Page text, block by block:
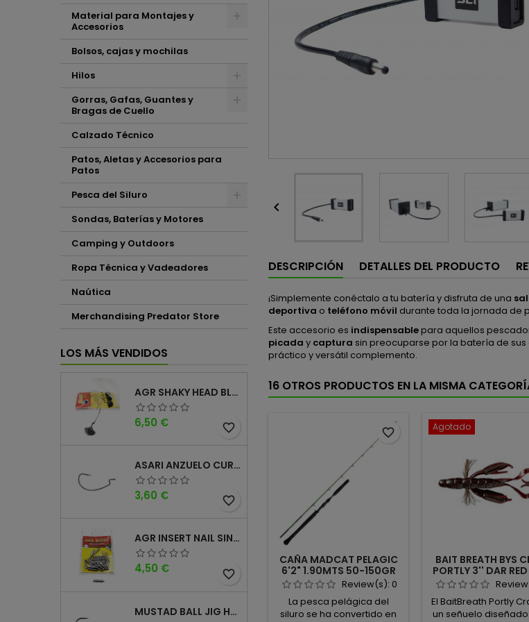
Material para Montajes y
Accesorios
Bolsos, cajas y mochilas
Hilos
Gorras, Gafas, Guantes y
Bragas de Cuello
Calzado Técnico
Patos, Aletas y Accesorios para
Patos
Pesca del Siluro
Sondas, Baterías y Motores
Camping y Outdoors
Ropa Técnica y Vadeadores
Naútica
Merchandising Predator Store
LOS MÁS VENDIDOS
AGR SHAKY HEAD BLACK 4PK
Precio
6,50 € favorite_border
ASARI ANZUELO CURVO CAROLINA WORM
Precio
3,60 € favorite_border
AGR INSERT NAIL SINKER
Precio
4,50 € favorite_border
MUSTAD BALL JIG HEAD KEEPER

DESCRIPCIÓN DETALLES DEL PRODUCTO
¡Simplemente conéctalo a tu batería y disfruta de una
deportiva o teléfono móvil durante toda la jornada de
Este accesorio es indispensablepara aquellos
picada y captura sin preocuparse por la batería de
práctico y versátil complemento.
16 OTROS PRODUCTOS EN LA MISMA
CAÑA MADCAT PELAGIC
6'2" 1.90MTS 50-150GR
Review(s): 0
La pesca pelágica del
siluro se ha convertido en
favorite_border Agotado
BAIT BREATH BYS
PORTLY 3'' DAR RED
El BaitBreath Portly
un señuelo